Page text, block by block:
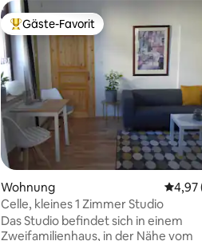
Beliebter Gäste-Favorit.
Gäste-Favorit
Wohnung
4,97
Celle, kleines 1 Zimmer Studio
Das Studio befindet sich in einem
Zweifamilienhaus, in der Nähe vom